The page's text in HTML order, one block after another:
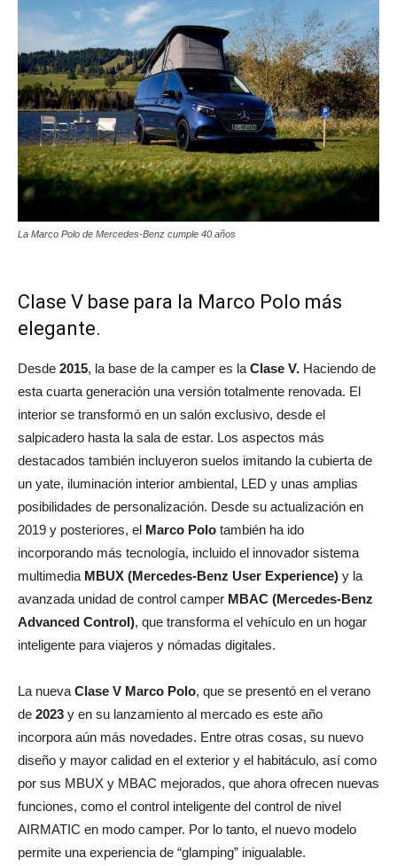
La Marco Polo de Mercedes-Benz cumple 40 años
Clase V base para la Marco Polo más
elegante.
Desde 2015, la base de la camper es la Clase V. Haciendo de
esta cuarta generación una versión totalmente renovada. El
interior se transformó en un salón exclusivo, desde el
salpicadero hasta la sala de estar. Los aspectos más
destacados también incluyeron suelos imitando la cubierta de
un yate, iluminación interior ambiental, LED y unas amplias
posibilidades de personalización. Desde su actualización en
2019 y posteriores, el Marco Polo también ha ido
incorporando más tecnología, incluido el innovador sistema
multimedia MBUX (Mercedes-Benz User Experience) y la
avanzada unidad de control camper MBAC (Mercedes-Benz
Advanced Control), que transforma el vehículo en un hogar
inteligente para viajeros y nómadas digitales.
La nueva Clase V Marco Polo, que se presentó en el verano
de 2023 y en su lanzamiento al mercado es este año
incorpora aún más novedades. Entre otras cosas, su nuevo
diseño y mayor calidad en el exterior y el habitáculo, así como
por sus MBUX y MBAC mejorados, que ahora ofrecen nuevas
funciones, como el control inteligente del control de nivel
AIRMATIC en modo camper. Por lo tanto, el nuevo modelo
permite una experiencia de “glamping” inigualable.